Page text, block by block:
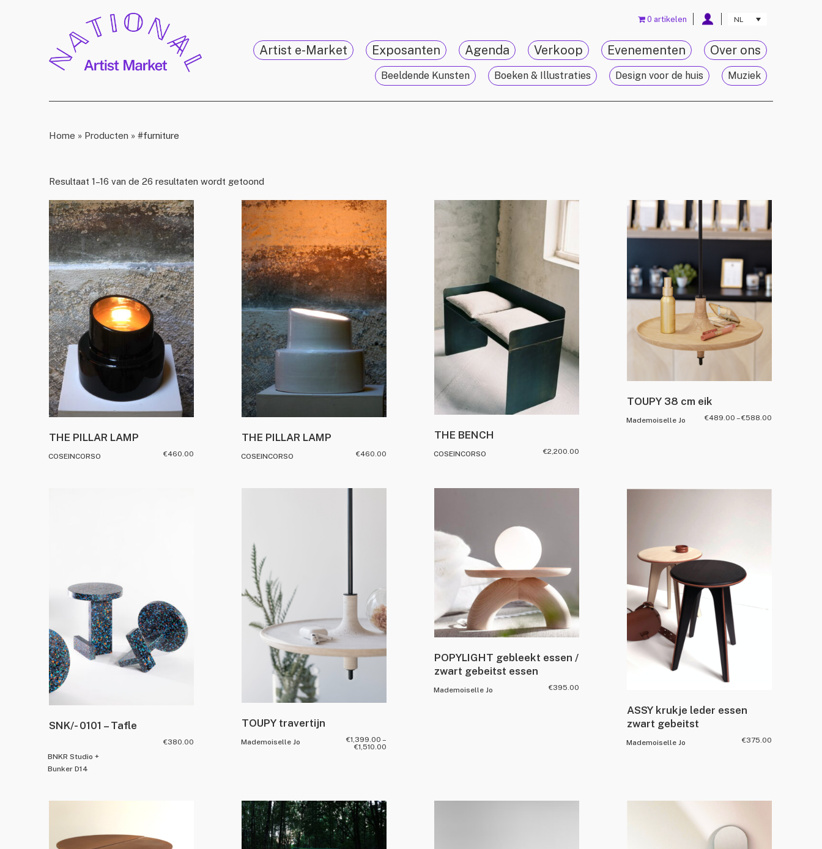
NL
0 artikelen
Over ons
Evenementen
Verkoop
Agenda
Exposanten
Artist e-Market
Beeldende Kunsten Boeken & Illustraties Design voor de huis Muziek
Home » Producten » #furniture
Resultaat 1–16 van de 26 resultaten wordt getoond
THE PILLAR LAMP
COSEINCORSO €460.00
THE PILLAR LAMP
COSEINCORSO €460.00
THE BENCH
COSEINCORSO €2,200.00
TOUPY 38 cm eik
Mademoiselle Jo €489.00 –€588.00
SNK/- 0101 – Tafle
BNKR Studio +
Bunker D14
€380.00
TOUPY travertijn
Mademoiselle Jo €1,399.00 –
€1,510.00
POPYLIGHT gebleekt essen /
zwart gebeitst essen
Mademoiselle Jo €395.00
ASSY krukje leder essen
zwart gebeitst
Mademoiselle Jo €375.00